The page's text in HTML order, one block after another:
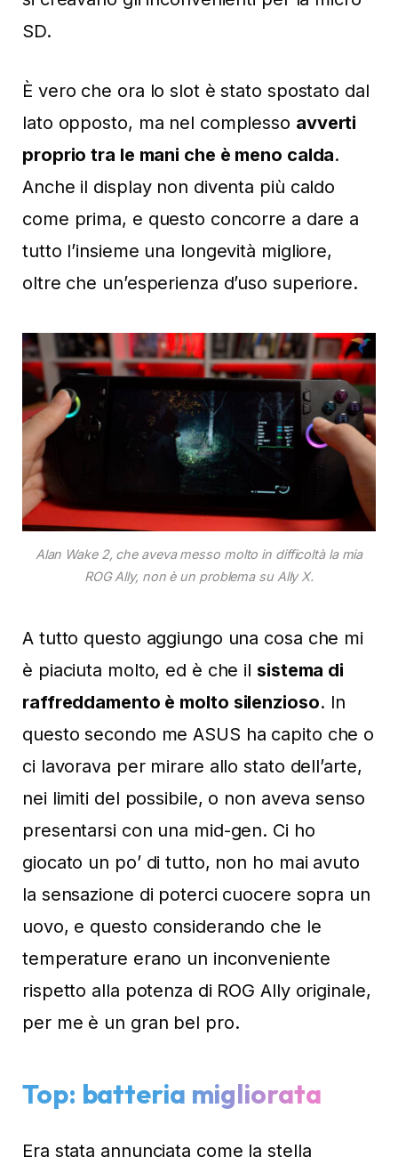
SD.
È vero che ora lo slot è stato spostato dal
lato opposto, ma nel complesso avverti
proprio tra le mani che è meno calda.
Anche il display non diventa più caldo
come prima, e questo concorre a dare a
tutto l’insieme una longevità migliore,
oltre che un’esperienza d’uso superiore.
Alan Wake 2, che aveva messo molto in difficoltà la mia
ROG Ally, non è un problema su Ally X.
A tutto questo aggiungo una cosa che mi
è piaciuta molto, ed è che il sistema di
raffreddamento è molto silenzioso. In
questo secondo me ASUS ha capito che o
ci lavorava per mirare allo stato dell’arte,
nei limiti del possibile, o non aveva senso
presentarsi con una mid-gen. Ci ho
giocato un po’ di tutto, non ho mai avuto
la sensazione di poterci cuocere sopra un
uovo, e questo considerando che le
temperature erano un inconveniente
rispetto alla potenza di ROG Ally originale,
per me è un gran bel pro.
Top: batteria migliorata
Era stata annunciata come la stella